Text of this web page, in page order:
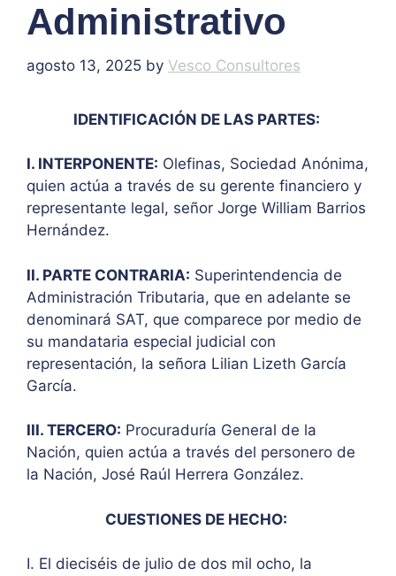
Administrativo
agosto 13, 2025 by Vesco Consultores
IDENTIFICACIÓN DE LAS PARTES:
I. INTERPONENTE: Olefinas, Sociedad Anónima,
quien actúa a través de su gerente financiero y
representante legal, señor Jorge William Barrios
Hernández.
II. PARTE CONTRARIA: Superintendencia de
Administración Tributaria, que en adelante se
denominará SAT, que comparece por medio de
su mandataria especial judicial con
representación, la señora Lilian Lizeth García
García.
III. TERCERO: Procuraduría General de la
Nación, quien actúa a través del personero de
la Nación, José Raúl Herrera González.
CUESTIONES DE HECHO:
I. El dieciséis de julio de dos mil ocho, la